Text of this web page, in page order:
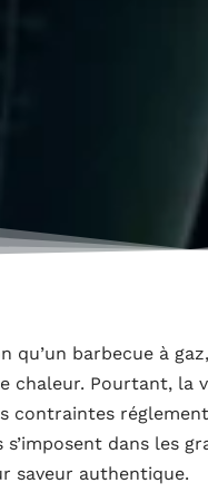
qu’un barbecue à
chaleur. Pourtant, la
contraintes
dans les
saveur authentique.